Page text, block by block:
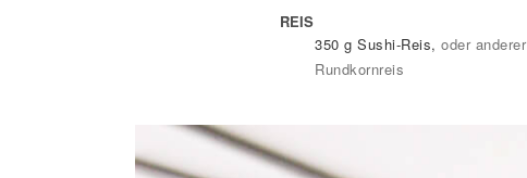
REIS
350 g Sushi-Reis, oder anderer
Rundkornreis